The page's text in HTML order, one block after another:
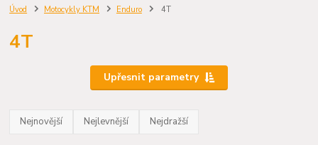
Úvod Motocykly KTM Enduro 4T
4T
Upřesnit parametry
Nejnovější Nejlevnější Nejdražší